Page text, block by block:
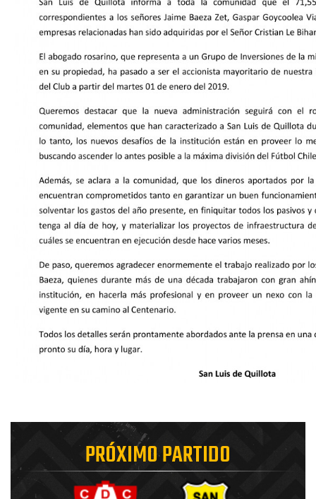
PRÓXIMO PARTIDO